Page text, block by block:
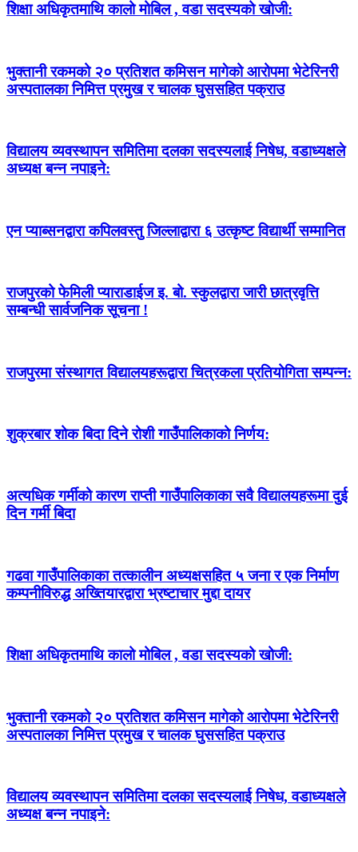
शिक्षा अधिकृतमाथि कालो मोबिल , वडा सदस्यको खोजी:
भुक्तानी रकमको २० प्रतिशत कमिसन मागेको आरोपमा भेटेरिनरी
अस्पतालका निमित्त प्रमुख र चालक घुससहित पक्राउ
विद्यालय व्यवस्थापन समितिमा दलका सदस्यलाई निषेध, वडाध्यक्षले
अध्यक्ष बन्न नपाइने:
एन प्याब्सनद्वारा कपिलवस्तु जिल्लाद्वारा ६ उत्कृष्ट विद्यार्थी सम्मानित
राजपुरको फेमिली प्याराडाईज इ. बो. स्कुलद्वारा जारी छात्रवृत्ति
सम्बन्धी सार्वजनिक सूचना !
राजपुरमा संस्थागत विद्यालयहरूद्वारा चित्रकला प्रतियोगिता सम्पन्न:
शुक्रबार शोक बिदा दिने रोशी गाउँपालिकाको निर्णय:
अत्यधिक गर्मीको कारण राप्ती गाउँपालिकाका सवै विद्यालयहरूमा दुई
दिन गर्मी बिदा
गढवा गाउँपालिकाका तत्कालीन अध्यक्षसहित ५ जना र एक निर्माण
कम्पनीविरुद्ध अख्तियारद्वारा भ्रष्टाचार मुद्दा दायर
शिक्षा अधिकृतमाथि कालो मोबिल , वडा सदस्यको खोजी:
भुक्तानी रकमको २० प्रतिशत कमिसन मागेको आरोपमा भेटेरिनरी
अस्पतालका निमित्त प्रमुख र चालक घुससहित पक्राउ
विद्यालय व्यवस्थापन समितिमा दलका सदस्यलाई निषेध, वडाध्यक्षले
अध्यक्ष बन्न नपाइने: